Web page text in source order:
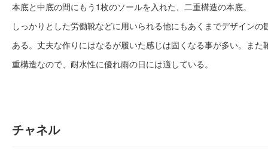
本底と中底の間にもう1枚のソールを入れた、二重構造の本底。
しっかりとした労働靴などに用いられる他にもあくまでデザイン
ある。丈夫な作りにはなるが履いた感じは固くなる事が多い。また
重構造なので、耐水性に優れ雨の日には適している。
チャネル